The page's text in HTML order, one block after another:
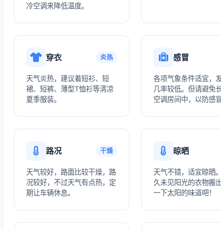
冷空调来降低温度。
穿衣 炎热
天气炎热，建议着短衫、短
裙、短裤、薄型T恤衫等清凉
夏季服装。
感冒
各项气象条件适宜，
几率较低。但请避免
空调房间中，以防感
路况 干燥
天气较好，路面比较干燥，路
况较好，不过天气有点热，定
期让车辆休息。
晾晒
天气不错，适宜晾晒
久未见阳光的衣物搬
一下太阳的味道吧！